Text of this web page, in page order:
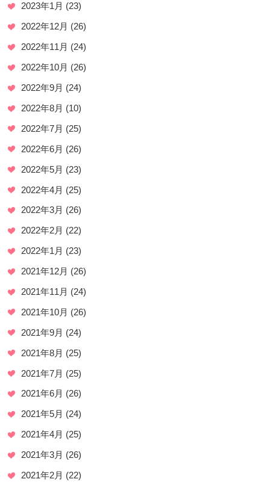
2023年1月 (23)
2022年12月 (26)
2022年11月 (24)
2022年10月 (26)
2022年9月 (24)
2022年8月 (10)
2022年7月 (25)
2022年6月 (26)
2022年5月 (23)
2022年4月 (25)
2022年3月 (26)
2022年2月 (22)
2022年1月 (23)
2021年12月 (26)
2021年11月 (24)
2021年10月 (26)
2021年9月 (24)
2021年8月 (25)
2021年7月 (25)
2021年6月 (26)
2021年5月 (24)
2021年4月 (25)
2021年3月 (26)
2021年2月 (22)